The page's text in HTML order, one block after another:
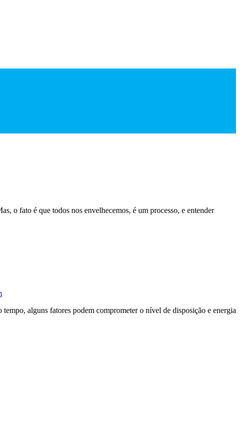
o fato é que todos nos envelhecemos, é um processo, e entender
alguns fatores podem comprometer o nível de disposição e energia